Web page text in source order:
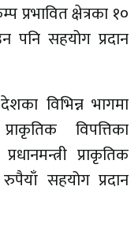
क्षेत्रका १०
पनि सहयोग प्रदान
विभिन्न भागमा
विपत्तिका
प्राकृतिक
सहयोग प्रदान